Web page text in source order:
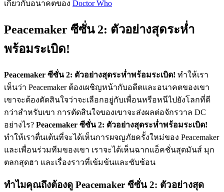
เกี่ยวกับอนาคตของ Doctor Who
Peacemaker ซีซั่น 2: ตัวอย่างสุดระห่ำ
พร้อมระเบิด!
Peacemaker ซีซั่น 2: ตัวอย่างสุดระห่ำพร้อมระเบิด! ทำให้เรา
เห็นว่า Peacemaker ต้องเผชิญหน้ากับอดีตและอนาคตของเขา
เขาจะต้องตัดสินใจว่าจะเลือกอยู่กับเพื่อนหรือหนีไปยังโลกที่ดี
กว่าสำหรับเขา การตัดสินใจของเขาจะส่งผลต่อจักรวาล DC
อย่างไร? Peacemaker ซีซั่น 2: ตัวอย่างสุดระห่ำพร้อมระเบิด!
ทำให้เราตื่นเต้นที่จะได้เห็นการผจญภัยครั้งใหม่ของ Peacemaker
และเพื่อนร่วมทีมของเขา เราจะได้เห็นฉากแอ็คชั่นสุดมันส์ มุก
ตลกสุดฮา และเรื่องราวที่เข้มข้นและซับซ้อน
ทำไมคุณถึงต้องดู Peacemaker ซีซั่น 2: ตัวอย่างสุด